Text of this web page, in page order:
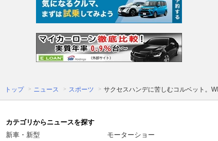
トップ ニュース スポーツ サクセスハンデに苦しむコルベット。
カテゴリからニュースを探す
新車・新型
モーターショー